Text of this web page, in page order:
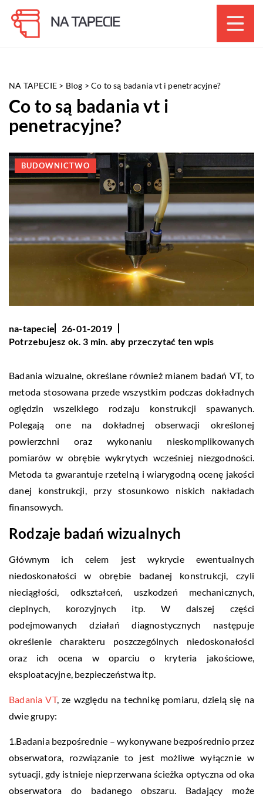
NA TAPECIE > Blog >Co to są badania vt i penetracyjne?
Co to są badania vt i
penetracyjne?
BUDOWNICTWO
na-tapecie
26-01-2019
Potrzebujesz ok. 3 min. aby przeczytać ten wpis
Badania wizualne, określane również mianem badań VT, to
metoda stosowana przede wszystkim podczas dokładnych
oględzin wszelkiego rodzaju konstrukcji spawanych.
Polegają one na dokładnej obserwacji określonej
powierzchni oraz wykonaniu nieskomplikowanych
pomiarów w obrębie wykrytych wcześniej niezgodności.
Metoda ta gwarantuje rzetelną i wiarygodną ocenę jakości
danej konstrukcji, przy stosunkowo niskich nakładach
finansowych.
Rodzaje badań wizualnych
Głównym ich celem jest wykrycie ewentualnych
niedoskonałości w obrębie badanej konstrukcji, czyli
nieciągłości, odkształceń, uszkodzeń mechanicznych,
cieplnych, korozyjnych itp. W dalszej części
podejmowanych działań diagnostycznych następuje
określenie charakteru poszczególnych niedoskonałości
oraz ich ocena w oparciu o kryteria jakościowe,
eksploatacyjne, bezpieczeństwa itp.
Badania VT, ze względu na technikę pomiaru, dzielą się na
dwie grupy:
1.Badania bezpośrednie – wykonywane bezpośrednio przez
obserwatora, rozwiązanie to jest możliwe wyłącznie w
sytuacji, gdy istnieje nieprzerwana ścieżka optyczna od oka
obserwatora do badanego obszaru. Badający może